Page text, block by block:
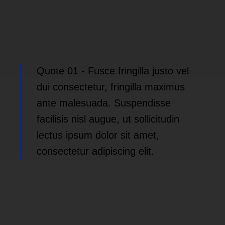
Quote 01 - Fusce fringilla justo vel
dui consectetur, fringilla maximus
ante malesuada. Suspendisse
facilisis nisl augue, ut sollicitudin
lectus ipsum dolor sit amet,
consectetur adipiscing elit.